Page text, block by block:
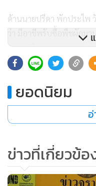
ด้านนายปรีดา พักประไพ
ว่า มีอาชีพรับซื้อพืชผักมา
ภาคเหนือและภาคกลาง ส่
นครเมืองใหม่ จ.นครราช
โดยตนจะมีรถกระบะ 6
ต.แสนพัน ซึ่งต้องจองและ
1 เดือน ปีนี้ตนเหมาซื้อมาก
ค่าแรงคนละ 200 บาทต่อ
กิโลกรัมขึ้นรถกระบะบรร
ยอดนิยม
ข่าวที่เกี่ยวข้อ